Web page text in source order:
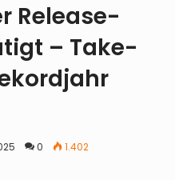
Release-
– Take-
0
1.402